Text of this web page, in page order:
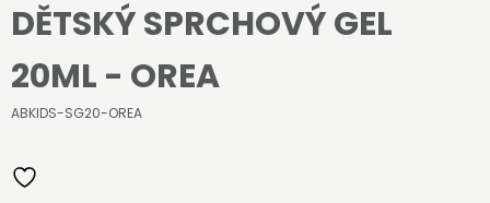
DĚTSKÝ SPRCHOVÝ GEL
20ML - OREA
ABKIDS-SG20-OREA